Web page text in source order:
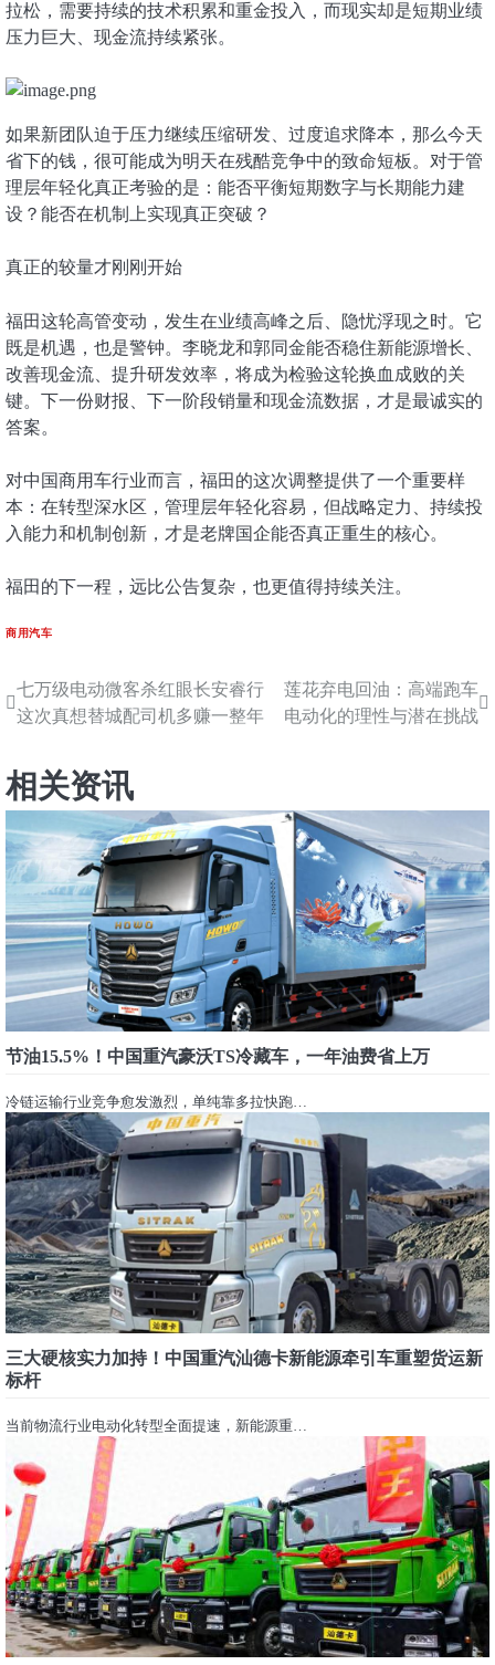
拉松，需要持续的技术积累和重金投入，而现实却是短期业绩
压力巨大、现金流持续紧张。
如果新团队迫于压力继续压缩研发、过度追求降本，那么今天
省下的钱，很可能成为明天在残酷竞争中的致命短板。对于管
理层年轻化真正考验的是：能否平衡短期数字与长期能力建
设？能否在机制上实现真正突破？
真正的较量才刚刚开始
福田这轮高管变动，发生在业绩高峰之后、隐忧浮现之时。它
既是机遇，也是警钟。李晓龙和郭同金能否稳住新能源增长、
改善现金流、提升研发效率，将成为检验这轮换血成败的关
键。下一份财报、下一阶段销量和现金流数据，才是最诚实的
答案。
对中国商用车行业而言，福田的这次调整提供了一个重要样
本：在转型深水区，管理层年轻化容易，但战略定力、持续投
入能力和机制创新，才是老牌国企能否真正重生的核心。
福田的下一程，远比公告复杂，也更值得持续关注。
商用汽车
文
导
航
七万级电动微客杀红眼长安睿行
这次真想替城配司机多赚一整年
莲花弃电回油：高端跑车
电动化的理性与潜在挑战
相关资讯
节油15.5%！中国重汽豪沃TS冷藏车，一年油费省上万
冷链运输行业竞争愈发激烈，单纯靠多拉快跑…
三大硬核实力加持！中国重汽汕德卡新能源牵引车重塑货运新
标杆
当前物流行业电动化转型全面提速，新能源重…